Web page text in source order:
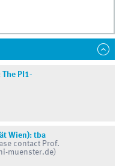
PI1-
Wien): tba
contact Prof.
muenster.de)